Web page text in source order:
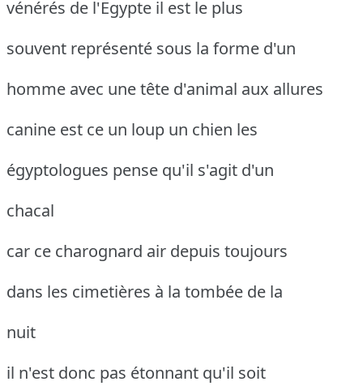
vénérés de l'Egypte il est le plus
souvent représenté sous la forme d'un
homme avec une tête d'animal aux allures
canine est ce un loup un chien les
égyptologues pense qu'il s'agit d'un
chacal
car ce charognard air depuis toujours
dans les cimetières à la tombée de la
nuit
il n'est donc pas étonnant qu'il soit